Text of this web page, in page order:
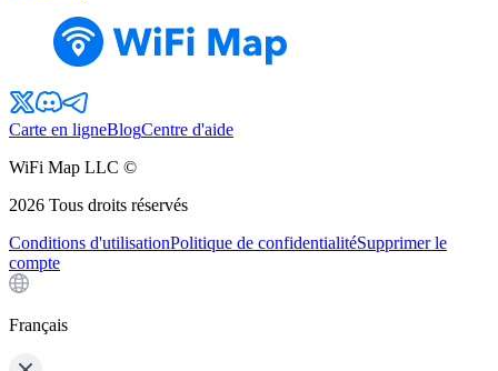
Carte en ligneBlogCentre d'aide
WiFi Map LLC ©
2026 Tous droits réservés
Conditions d'utilisationPolitique de confidentialitéSupprimer le
compte
Français